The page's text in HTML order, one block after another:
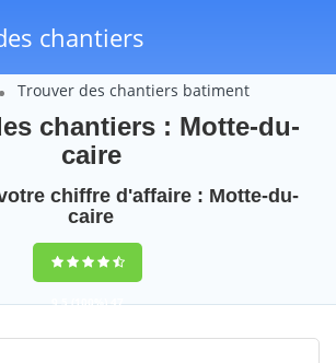
chantiers
Trouver des chantiers batiment
chantiers : Motte-du-
caire
chiffre d'affaire : Motte-du-
caire
9,5(100%)47
votes